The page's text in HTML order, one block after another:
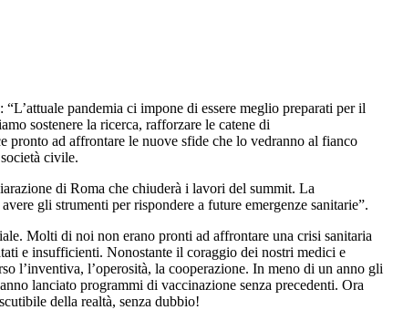
pandemia ci impone di essere meglio preparati per il
sostenere la ricerca, rafforzare le catene di
ad affrontare le nuove sfide che lo vedranno al fianco
civile.
di Roma che chiuderà i lavori del summit. La
gli strumenti per rispondere a future emergenze sanitarie”.
Molti di noi non erano pronti ad affrontare una crisi sanitaria
e insufficienti. Nonostante il coraggio dei nostri medici e
l’inventiva, l’operosità, la cooperazione. In meno di un anno gli
lanciato programmi di vaccinazione senza precedenti. Ora
della realtà, senza dubbio!